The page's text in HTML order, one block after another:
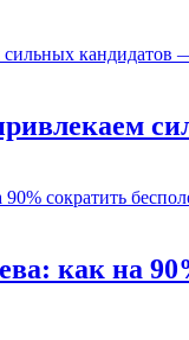
как на